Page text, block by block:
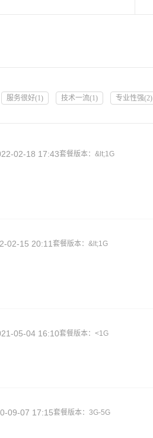
服务很好(1) 技术一流(1) 专业性强(2)
02-18 17:43套餐版本： &lt;1G
02-15 20:11套餐版本： &lt;1G
05-04 16:10套餐版本： <1G
09-07 17:15套餐版本： 3G-5G